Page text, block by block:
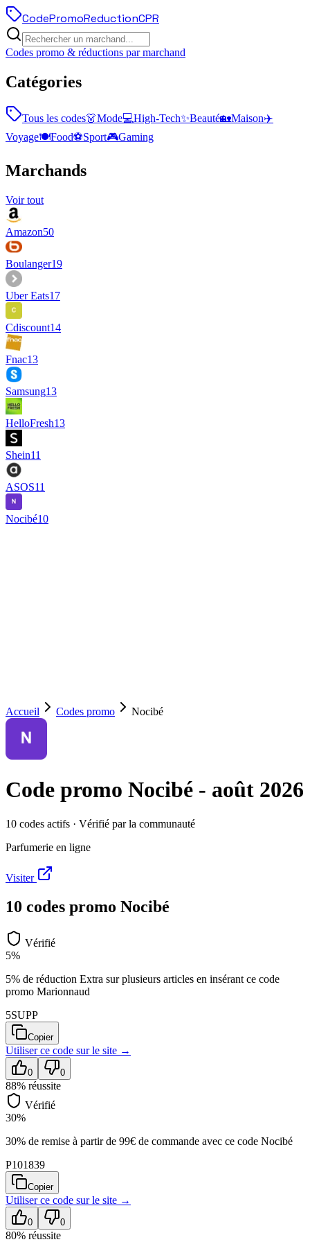
CodePromoReductionCPR
Codes promo & réductions par marchand
Catégories
Tous les codes👗Mode💻High-Tech✨Beauté🏡Maison✈️
Voyage🍽️Food⚽Sport🎮Gaming
Marchands
Voir tout
Amazon50
Boulanger19
Uber Eats17
Cdiscount14
Fnac13
Samsung13
HelloFresh13
Shein11
ASOS11
Nocibé10
Accueil Codes promo Nocibé
Code promo Nocibé - août 2026
10 codes actifs · Vérifié par la communauté
Parfumerie en ligne
Visiter
10 codes promo Nocibé
Vérifié
5%
5% de réduction Extra sur plusieurs articles en insérant ce code
promo Marionnaud
5SUPP
Copier
Utiliser ce code surle site →
0 0
88% réussite
Vérifié
30%
30% de remise à partir de 99€ de commande avec ce code Nocibé
P101839
Copier
Utiliser ce code surle site →
0 0
80% réussite